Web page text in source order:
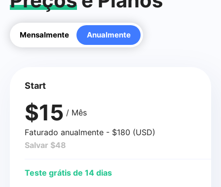
Mensalmente Anualmente
Start
$15 / Mês
Faturado anualmente - $180 (USD)
Salvar $48
Teste grátis de 14 dias